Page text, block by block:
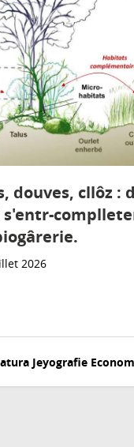
douves, cllôz :
s'entr-
2026
Jeyografie